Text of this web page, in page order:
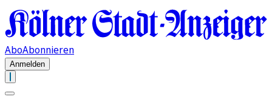
AboAbonnieren
Anmelden